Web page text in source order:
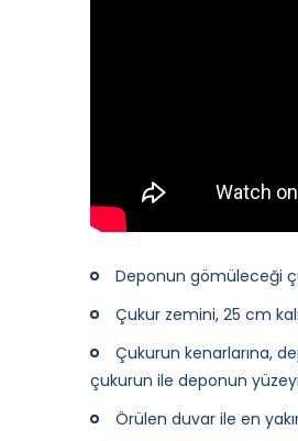
Deponun gömüleceği
Çukur zemini, 25 cm
Çukurun kenarlarına,
çukurun ile deponun yüzeyi
Örülen duvar ile en